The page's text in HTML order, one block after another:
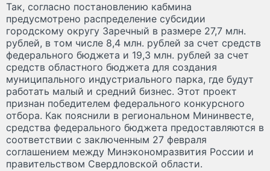
Так, согласно постановлению кабмина
предусмотрено распределение субсидии
городскому округу Заречный в размере 27,7 млн.
рублей, в том числе 8,4 млн. рублей за счет средств
федерального бюджета и 19,3 млн. рублей за счет
средств областного бюджета для создания
муниципального индустриального парка, где будут
работать малый и средний бизнес. Этот проект
признан победителем федерального конкурсного
отбора. Как пояснили в региональном Мининвесте,
средства федерального бюджета предоставляются в
соответствии с заключенным 27 февраля
соглашением между Минэкономразвития России и
правительством Свердловской области.